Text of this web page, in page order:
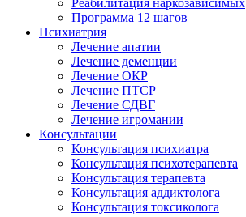
Реабилитация наркозависимых
Программа 12 шагов
Психиатрия
Лечение апатии
Лечение деменции
Лечение ОКР
Лечение ПТСР
Лечение СДВГ
Лечение игромании
Консультации
Консультация психиатра
Консультация психотерапевта
Консультация терапевта
Консультация аддиктолога
Консультация токсиколога